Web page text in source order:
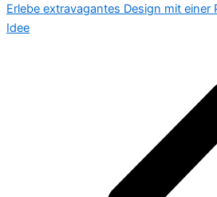
Erlebe extravagantes Design mit einer
Idee